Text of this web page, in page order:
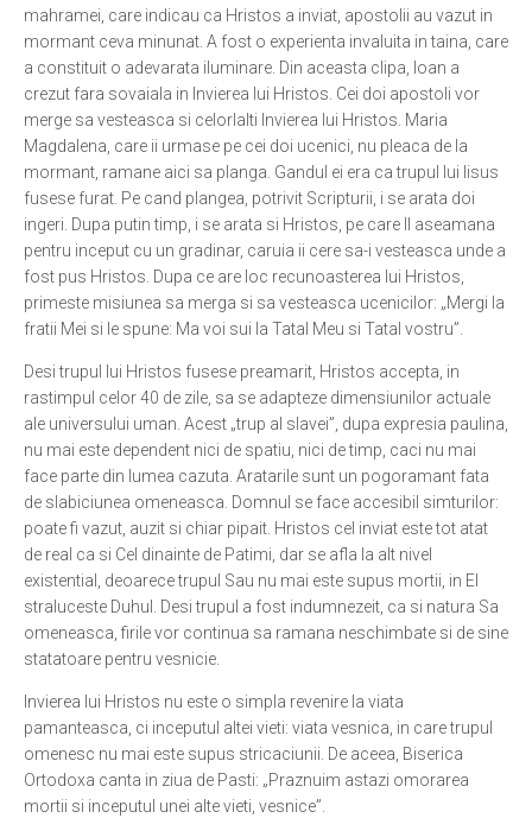
Bucătărie biblică
Interviuri
Puncte de Vedere
mahramei, care indicau ca Hristos a inviat, apostolii au vazut in
mormant ceva minunat. A fost o experienta invaluita in taina, care
a constituit o adevarata iluminare. Din aceasta clipa, Ioan a
crezut fara sovaiala in Invierea lui Hristos. Cei doi apostoli vor
merge sa vesteasca si celorlalti Invierea lui Hristos. Maria
Magdalena, care ii urmase pe cei doi ucenici, nu pleaca de la
mormant, ramane aici sa planga. Gandul ei era ca trupul lui Iisus
fusese furat. Pe cand plangea, potrivit Scripturii, i se arata doi
ingeri. Dupa putin timp, i se arata si Hristos, pe care Il aseamana
pentru inceput cu un gradinar, caruia ii cere sa-i vesteasca unde a
fost pus Hristos. Dupa ce are loc recunoasterea lui Hristos,
primeste misiunea sa merga si sa vesteasca ucenicilor: „Mergi la
fratii Mei si le spune: Ma voi sui la Tatal Meu si Tatal vostru”.
Desi trupul lui Hristos fusese preamarit, Hristos accepta, in
rastimpul celor 40 de zile, sa se adapteze dimensiunilor actuale
ale universului uman. Acest „trup al slavei”, dupa expresia paulina,
nu mai este dependent nici de spatiu, nici de timp, caci nu mai
face parte din lumea cazuta. Aratarile sunt un pogoramant fata
de slabiciunea omeneasca. Domnul se face accesibil simturilor:
poate fi vazut, auzit si chiar pipait. Hristos cel inviat este tot atat
de real ca si Cel dinainte de Patimi, dar se afla la alt nivel
existential, deoarece trupul Sau nu mai este supus mortii, in El
straluceste Duhul. Desi trupul a fost indumnezeit, ca si natura Sa
omeneasca, firile vor continua sa ramana neschimbate si de sine
statatoare pentru vesnicie.
Invierea lui Hristos nu este o simpla revenire la viata
pamanteasca, ci inceputul altei vieti: viata vesnica, in care trupul
omenesc nu mai este supus stricaciunii. De aceea, Biserica
Ortodoxa canta in ziua de Pasti: „Praznuim astazi omorarea
mortii si inceputul unei alte vieti, vesnice”.